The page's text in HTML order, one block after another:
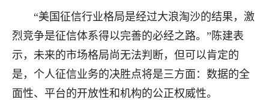
“美国征信行业格局是经过大浪淘沙的结果，激
烈竞争是征信体系得以完善的必经之路。”陈建表
示，未来的市场格局尚无法判断，但可以肯定的
是，个人征信业务的决胜点将是三方面：数据的全
面性、平台的开放性和机构的公正权威性。